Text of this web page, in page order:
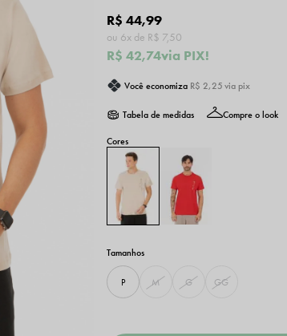
R$ 42,74via PIX!
R$ 44,99
6x R$ 7,50
Você economiza R$ 2,25 via pix
Tabela de medidas Compre o look
P M G GG